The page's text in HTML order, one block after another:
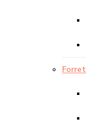
Forret